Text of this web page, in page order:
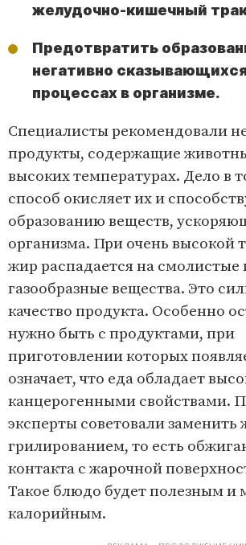
желудочно-кишечный
Предотвратить
негативно
процессах в организме.
Специалисты рекомендовали
продукты, содержащие
высоких температурах. Дело в
способ окисляет их и
образованию веществ,
организма. При очень высокой
жир распадается на смолистые
газообразные вещества. Это
качество продукта. Особенно
нужно быть с продуктами, при
приготовлении которых
означает, что еда обладает
канцерогенными свойствами.
эксперты советовали заменить
грилированием, то есть
контакта с жарочной
Такое блюдо будет полезным и
калорийным.